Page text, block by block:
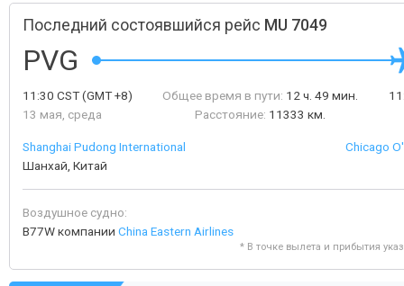
Последний состоявшийся рейс MU 7049
PVG
11:30 CST(GMT +8)
13 мая, среда
Общее время в пути: 12 ч. 49 мин.
Расстояние: 11333 км.
Shanghai Pudong International
Шанхай, Китай
Chicago
Воздушное судно:
B77W компании China Eastern Airlines
* В точке вылета и прибытия